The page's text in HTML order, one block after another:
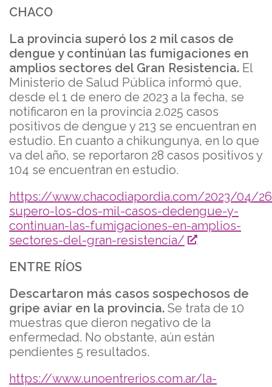
CHACO
La provincia superó los 2 mil casos de
dengue y continúan las fumigaciones en
amplios sectores del Gran Resistencia. El
Ministerio de Salud Pública informó que,
desde el 1 de enero de 2023 a la fecha, se
notificaron en la provincia 2.025 casos
positivos de dengue y 213 se encuentran en
estudio. En cuanto a chikungunya, en lo que
va del año, se reportaron 28 casos positivos y
104 se encuentran en estudio.
https://www.chacodiapordia.com/2023/04/
supero-los-dos-mil-casos-dedengue-y-
continuan-las-fumigaciones-en-amplios-
sectores-del-gran-resistencia/
ENTRE RÍOS
Descartaron más casos sospechosos de
gripe aviar en la provincia. Se trata de 10
muestras que dieron negativo de la
enfermedad. No obstante, aún están
pendientes 5 resultados.
https://www.unoentrerios.com.ar/la-